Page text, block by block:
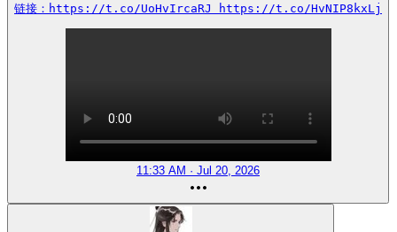
链接：https://t.co/UoHvIrcaRJ https://t.co/HvNIP8kxLj
11:33 AM · Jul 20, 2026